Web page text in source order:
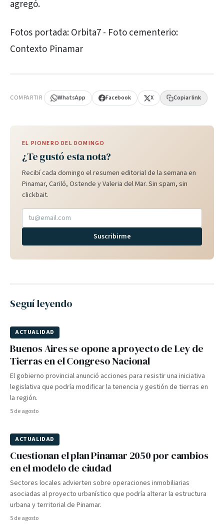
agregó.
Fotos portada: Orbita7 - Foto cementerio:
Contexto Pinamar
COMPARTIR WhatsApp Facebook X Copiar link
EL PIONERO DEL DOMINGO
¿Te gustó esta nota?
Recibí cada domingo el resumen editorial de la semana en
Pinamar, Cariló, Ostende y Valeria del Mar. Sin spam, sin
clickbait.
Suscribirme
Seguí leyendo
ACTUALIDAD
Buenos Aires se opone a proyecto de Ley de
Tierras en el Congreso Nacional
El gobierno provincial anunció acciones para resistir una iniciativa
legislativa que podría modificar la tenencia y gestión de tierras en
la región.
5 de agosto
ACTUALIDAD
Cuestionan el plan Pinamar 2050 por cambios
en el modelo de ciudad
Sectores locales advierten sobre operaciones inmobiliarias
asociadas al proyecto urbanístico que podría alterar la estructura
urbana y territorial de Pinamar.
5 de agosto